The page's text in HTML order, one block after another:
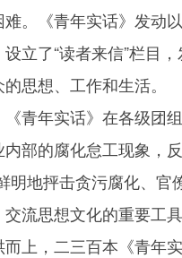
。《青年实话》发动
立了“读者来信”栏目
思想、工作和生活。
青年实话》在各级
部的腐化怠工现象，
地抨击贪污腐化、官
流思想文化的重要工
上，二三百本《青年